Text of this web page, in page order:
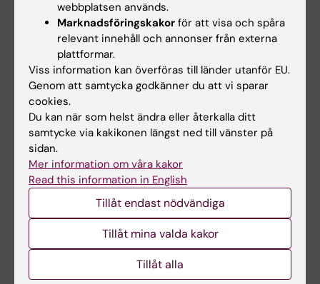
En annan möjlighet är att “ta över” en ukrainsk
doktorand och istället anta hen till KI:s
forskarutbildning. Det som redan genomförts i
Ukraina kan tillgodoräknas in i KI-utbildningen.
Notera att samma regler och förutsättningar
gäller för sådan doktorand som för alla andra
KI-doktorander.Läs mer här.
Anställning/stipendium:En doktorandplats
behöver inte utannonseras om doktoranden
har påbörjat forskarutbildningen vid ett annat
lärosäte.
KI tillåter stipendiefinansiering av doktorander
från låg- eller medelinkomstländer. Ukraina är
webbplatsen används.
Marknadsföringskakor för att visa och spåra
relevant innehåll och annonser från externa
plattformar.
Viss information kan överföras till länder utanför EU.
Genom att samtycka godkänner du att vi sparar
cookies.
Du kan när som helst ändra eller återkalla ditt
samtycke via kakikonen längst ned till vänster på
sidan.
Mer information om våra kakor
Read this information in English
Tillåt endast nödvändiga
Tillåt mina valda kakor
Tillåt alla